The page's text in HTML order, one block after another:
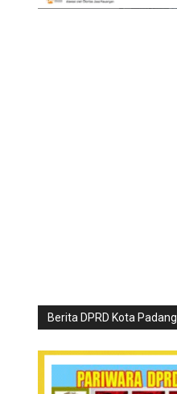
Berita DPRD Kota Padang